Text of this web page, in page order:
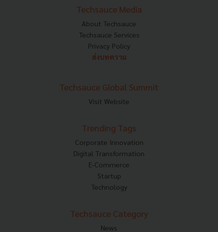
Techsauce Media
About Techsauce
Techsauce Services
Privacy Policy
ส่งบทความ
Techsauce Global Summit
Visit Website
Trending Tags
Corporate Innovation
Digital Transformation
E-Commerce
Startup
Technology
Techsauce Category
News